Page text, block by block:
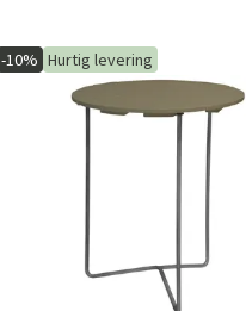
-10% Hurtig levering